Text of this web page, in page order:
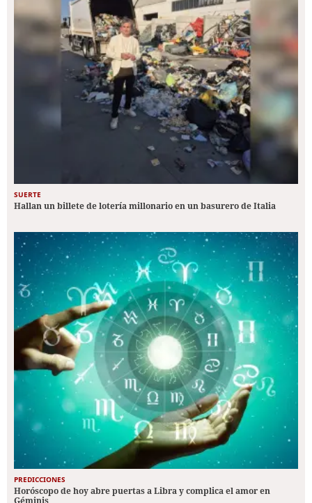
SUERTE
Hallan un billete de lotería millonario en un basurero de Italia
PREDICCIONES
Horóscopo de hoy abre puertas a Libra y complica el amor en
Géminis